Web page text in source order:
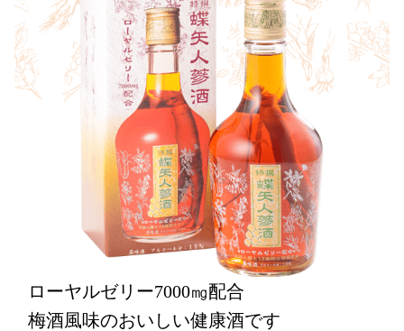
ローヤルゼリー7000㎎配合
梅酒風味のおいしい健康酒です